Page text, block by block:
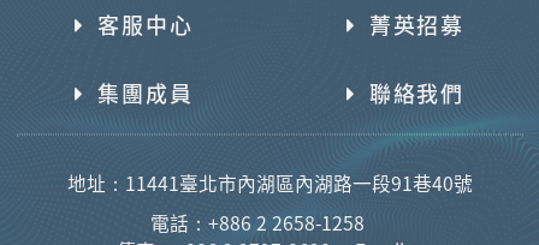
客服中心 菁英招募
集團成員 聯絡我們
地址：11441臺北市內湖區內湖路一段91巷40號
電話：+886 2 2658-1258